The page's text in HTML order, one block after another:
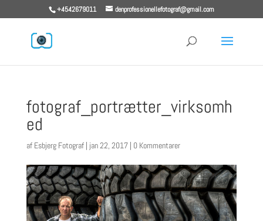
+4542679011 denprofessionellefotograf@gmail.com
fotograf_portrætter_virksomh
ed
af Esbjerg Fotograf| jan 22, 2017| 0 Kommentarer